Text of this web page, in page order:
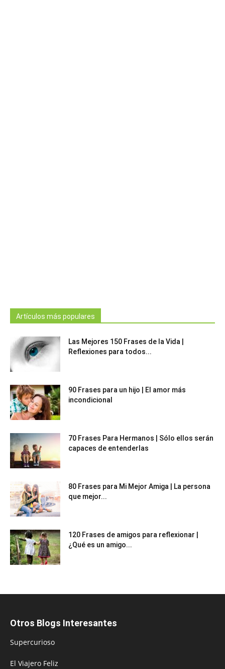
Artículos más populares
Las Mejores 150 Frases de la Vida |
Reflexiones para todos...
90 Frases para un hijo | El amor más
incondicional
70 Frases Para Hermanos | Sólo ellos serán
capaces de entenderlas
80 Frases para Mi Mejor Amiga | La persona
que mejor...
120 Frases de amigos para reflexionar |
¿Qué es un amigo...
Otros Blogs Interesantes
Supercurioso
El Viajero Feliz